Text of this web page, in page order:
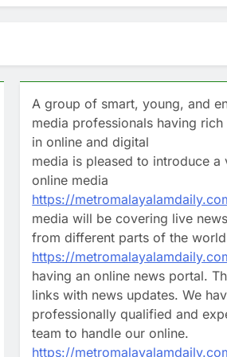
എനിക്ക് ഭ്രാന്ത് പിടിക്കുന്നത്
എത്തിയപ്പോൾ ആക്രമണം
വ്യാഖ്യാനിക്കുന്നതിൽ
A group of smart, young, and
media professionals having
in online and digital
media is pleased to introduce a
online media
https://
media will be covering live
from different parts of the
https://
having an online news portal.
links with news updates. We
professionally qualified and
team to handle our online.
https://